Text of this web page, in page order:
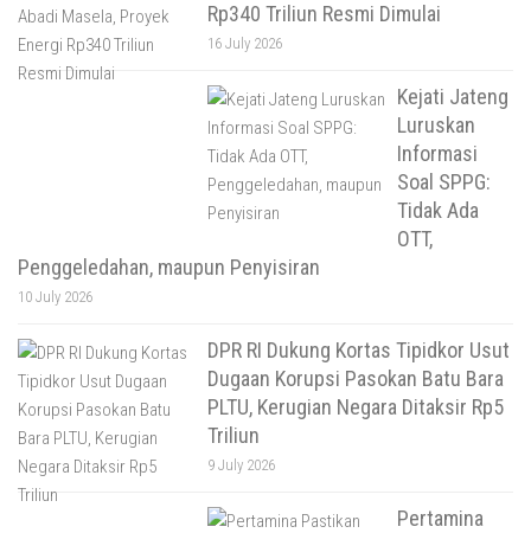
Rp340 Triliun Resmi Dimulai
16 July 2026
Kejati Jateng
Luruskan
Informasi
Soal SPPG:
Tidak Ada
OTT,
Penggeledahan, maupun Penyisiran
10 July 2026
DPR RI Dukung Kortas Tipidkor Usut
Dugaan Korupsi Pasokan Batu Bara
PLTU, Kerugian Negara Ditaksir Rp5
Triliun
9 July 2026
Pertamina